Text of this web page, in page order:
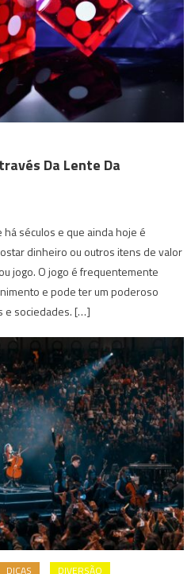
Da Lente Da
séculos e que ainda hoje é
dinheiro ou outros itens de valor
jogo. O jogo é frequentemente
e pode ter um poderoso
e sociedades. […]
DICAS DIVERSÃO